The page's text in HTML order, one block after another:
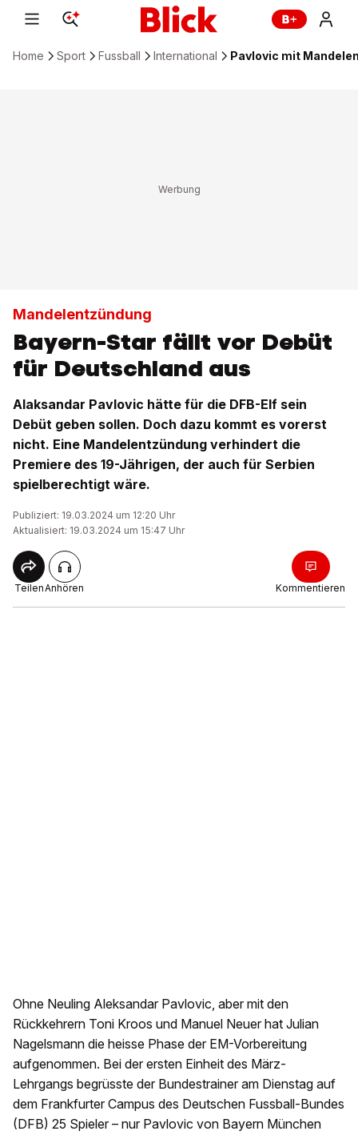
Home Sport Fussball International Pavlovic mit
Mandelentzündung
Bayern-Star fällt vor Debüt
für Deutschland aus
Alaksandar Pavlovic hätte für die DFB-Elf sein
Debüt geben sollen. Doch dazu kommt es vorerst
nicht. Eine Mandelentzündung verhindert die
Premiere des 19-Jährigen, der auch für Serbien
spielberechtigt wäre.
Publiziert: 19.03.2024 um 12:20 Uhr
Aktualisiert: 19.03.2024 um 15:47 Uhr
TeilenAnhören Kommentieren
Ohne Neuling Aleksandar Pavlovic, aber mit den
Rückkehrern Toni Kroos und Manuel Neuer hat Julian
Nagelsmann die heisse Phase der EM-Vorbereitung
aufgenommen. Bei der ersten Einheit des März-
Lehrgangs begrüsste der Bundestrainer am Dienstag auf
dem Frankfurter Campus des Deutschen Fussball-Bundes
(DFB) 25 Spieler – nur Pavlovic von Bayern München